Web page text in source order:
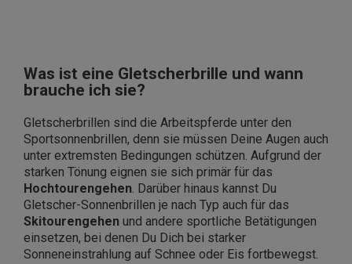
Was ist eine Gletscherbrille und wann
brauche ich sie?
Gletscherbrillen sind die Arbeitspferde unter den
Sportsonnenbrillen, denn sie müssen Deine Augen auch
unter extremsten Bedingungen schützen. Aufgrund der
starken Tönung eignen sie sich primär für das
Hochtourengehen. Darüber hinaus kannst Du
Gletscher-Sonnenbrillen je nach Typ auch für das
Skitourengehen und andere sportliche Betätigungen
einsetzen, bei denen Du Dich bei starker
Sonneneinstrahlung auf Schnee oder Eis fortbewegst.